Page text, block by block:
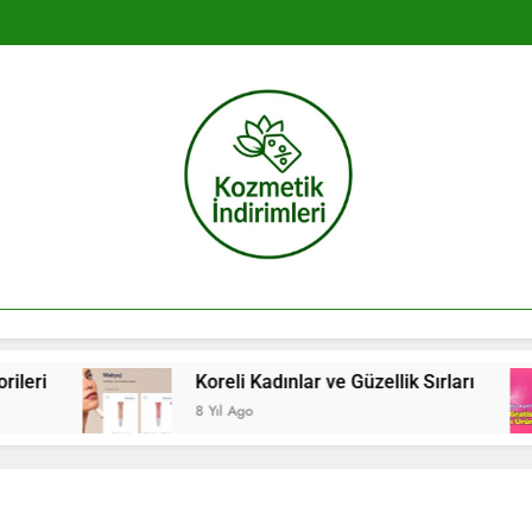
Kozmetik
Koreli Kadınlar ve Güzellik Sırları
8 Yıl Ago